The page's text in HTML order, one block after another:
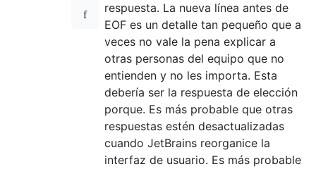
respuesta. La nueva línea antes de
EOF es un detalle tan pequeño que a
veces no vale la pena explicar a
otras personas del equipo que no
entienden y no les importa. Esta
debería ser la respuesta de elección
porque. Es más probable que otras
respuestas estén desactualizadas
cuando JetBrains reorganice la
interfaz de usuario. Es más probable